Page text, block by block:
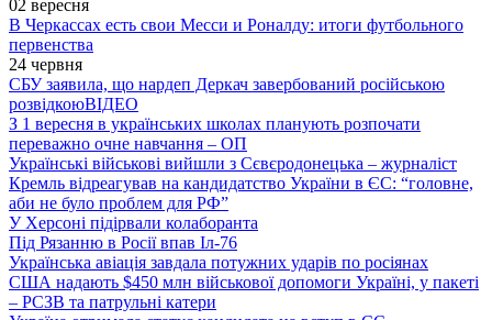
02 вересня
В Черкассах есть свои Месси и Роналду: итоги футбольного
первенства
24 червня
СБУ заявила, що нардеп Деркач завербований російською
розвідкоюВІДЕО
З 1 вересня в українських школах планують розпочати
переважно очне навчання – ОП
Українські військові вийшли з Сєвєродонецька – журналіст
Кремль відреагував на кандидатство України в ЄС: “головне,
аби не було проблем для РФ”
У Херсоні підірвали колаборанта
Під Рязанню в Росії впав Іл-76
Українська авіація завдала потужних ударів по росіянах
США надають $450 млн військової допомоги Україні, у пакеті
– РСЗВ та патрульні катери